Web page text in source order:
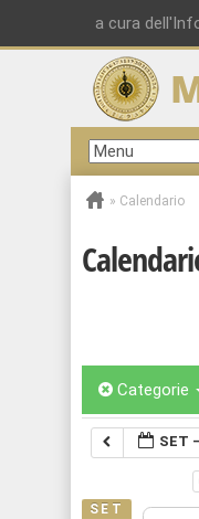
a cura
» Calendario
Categorie
SET
SET